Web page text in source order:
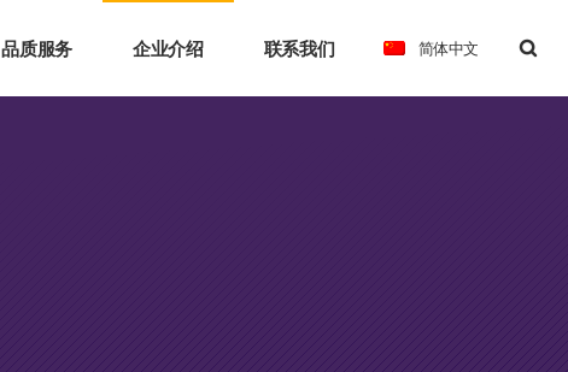
品质服务 企业介绍 联系我们 简体中文